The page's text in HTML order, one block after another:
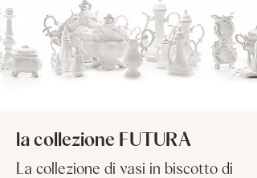
la collezione FUTURA
La collezione di vasi in biscotto di